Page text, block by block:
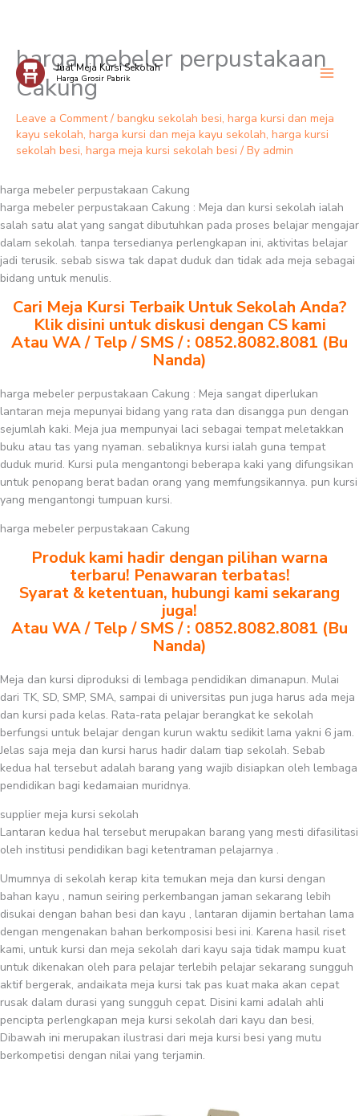
Skip
content
Jual Meja Kursi Sekolah
Harga Grosir Pabrik
harga mebeler perpustakaan
Cakung
Leave a Comment / bangku sekolah besi, harga kursi dan meja
kayu sekolah, harga kursi dan meja kayu sekolah, harga kursi
sekolah besi, harga meja kursi sekolah besi / By admin
harga mebeler perpustakaan Cakung
harga mebeler perpustakaan Cakung : Meja dan kursi sekolah ialah
salah satu alat yang sangat dibutuhkan pada proses belajar mengajar
dalam sekolah. tanpa tersedianya perlengkapan ini, aktivitas belajar
jadi terusik. sebab siswa tak dapat duduk dan tidak ada meja sebagai
bidang untuk menulis.
Cari Meja Kursi Terbaik Untuk Sekolah Anda?
Klik disini untuk diskusi dengan CS kami
Atau WA / Telp / SMS / : 0852.8082.8081 (Bu
Nanda)
harga mebeler perpustakaan Cakung : Meja sangat diperlukan
lantaran meja mepunyai bidang yang rata dan disangga pun dengan
sejumlah kaki. Meja jua mempunyai laci sebagai tempat meletakkan
buku atau tas yang nyaman. sebaliknya kursi ialah guna tempat
duduk murid. Kursi pula mengantongi beberapa kaki yang difungsikan
untuk penopang berat badan orang yang memfungsikannya. pun kursi
yang mengantongi tumpuan kursi.
harga mebeler perpustakaan Cakung
Produk kami hadir dengan pilihan warna
terbaru! Penawaran terbatas!
Syarat & ketentuan, hubungi kami sekarang
juga!
Atau WA / Telp / SMS / : 0852.8082.8081 (Bu
Nanda)
Meja dan kursi diproduksi di lembaga pendidikan dimanapun. Mulai
dari TK, SD, SMP, SMA, sampai di universitas pun juga harus ada meja
dan kursi pada kelas. Rata-rata pelajar berangkat ke sekolah
berfungsi untuk belajar dengan kurun waktu sedikit lama yakni 6 jam.
Jelas saja meja dan kursi harus hadir dalam tiap sekolah. Sebab
kedua hal tersebut adalah barang yang wajib disiapkan oleh lembaga
pendidikan bagi kedamaian muridnya.
supplier meja kursi sekolah
Lantaran kedua hal tersebut merupakan barang yang mesti difasilitasi
oleh institusi pendidikan bagi ketentraman pelajarnya .
Umumnya di sekolah kerap kita temukan meja dan kursi dengan
bahan kayu , namun seiring perkembangan jaman sekarang lebih
disukai dengan bahan besi dan kayu , lantaran dijamin bertahan lama
dengan mengenakan bahan berkomposisi besi ini. Karena hasil riset
kami, untuk kursi dan meja sekolah dari kayu saja tidak mampu kuat
untuk dikenakan oleh para pelajar terlebih pelajar sekarang sungguh
aktif bergerak, andaikata meja kursi tak pas kuat maka akan cepat
rusak dalam durasi yang sungguh cepat. Disini kami adalah ahli
pencipta perlengkapan meja kursi sekolah dari kayu dan besi,
Dibawah ini merupakan ilustrasi dari meja kursi besi yang mutu
berkompetisi dengan nilai yang terjamin.